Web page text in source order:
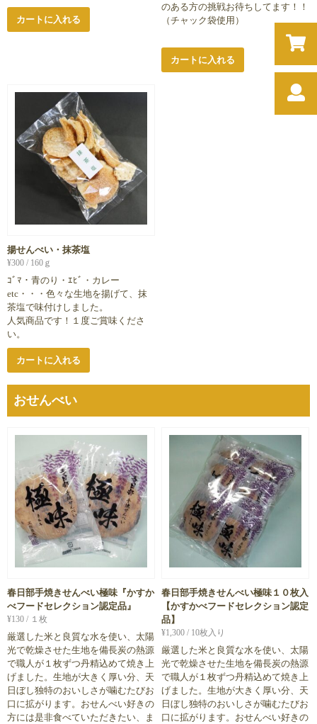
カートに入れる
のある方の挑戦お待ちしてます！！
（チャック袋使用）
カートに入れる
揚せんべい・抹茶塩
¥300 / 160ｇ
ｺﾞﾏ・青のり・ｴﾋﾞ・カレー
etc・・・色々な生地を揚げて、抹
茶塩で味付けしました。
人気商品です！１度ご賞味くださ
い。
カートに入れる
おせんべい
春日部手焼きせんべい極味『かすか
べフードセレクション認定品』
¥130 / １枚
厳選した米と良質な水を使い、太陽
光で乾燥させた生地を備長炭の熱源
で職人が１枚ずつ丹精込めて焼き上
げました。生地が大きく厚い分、天
日ぼし独特のおいしさが噛むたびお
口に拡がります。おせんべい好きの
方には是非食べていただきたい、ま
春日部手焼きせんべい極味１０枚入
【かすかべフードセレクション認定
品】
¥1,300 / 10枚入り
厳選した米と良質な水を使い、太陽
光で乾燥させた生地を備長炭の熱源
で職人が１枚ずつ丹精込めて焼き上
げました。生地が大きく厚い分、天
日ぼし独特のおいしさが噛むたびお
口に拡がります。おせんべい好きの